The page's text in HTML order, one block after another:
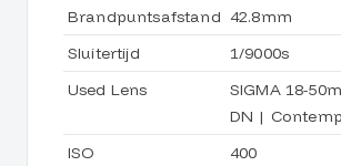
Brandpuntsafstand 42.8mm
Sluitertijd
1/9000s
Used Lens
SIGMA 18-
DN |
ISO
400